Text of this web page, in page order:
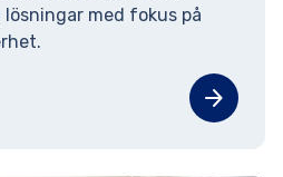
med fokus på
arrow_forward